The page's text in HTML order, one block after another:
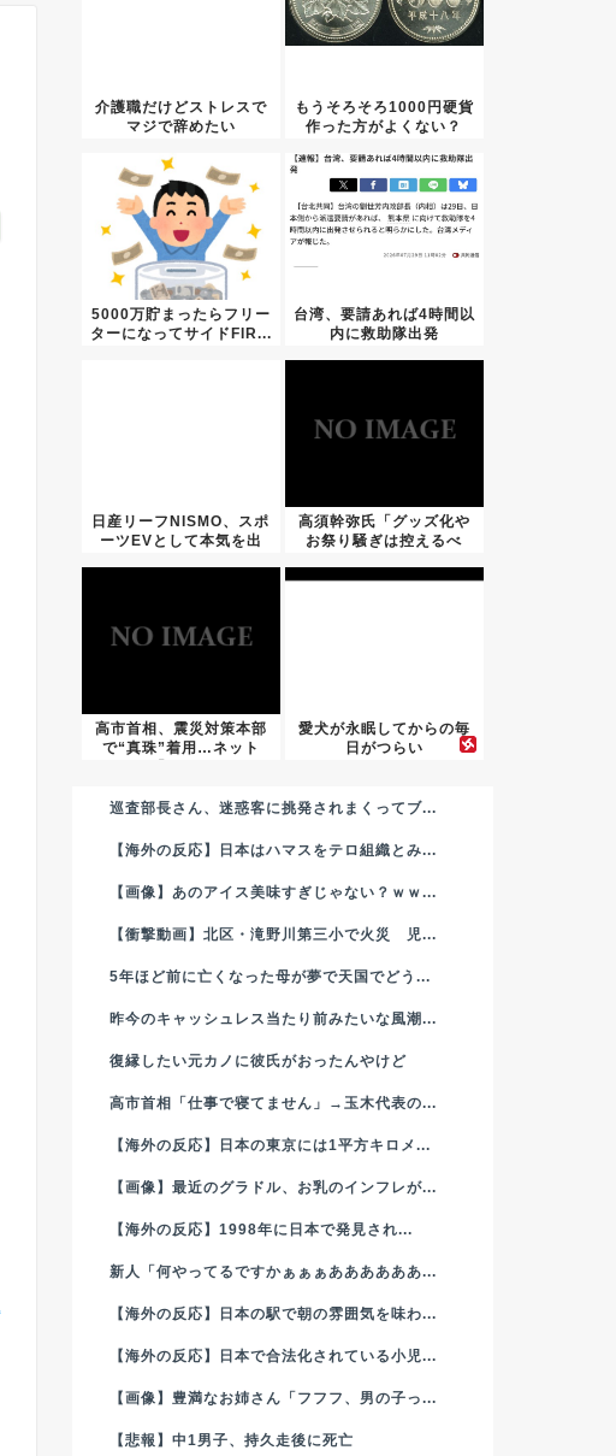
介護職だけどストレスで
マジで辞めたい
もうそろそろ1000円硬貨
作った方がよくない？
5000万貯まったらフリー
ターになってサイドFIR...
台湾、要請あれば4時間以
内に救助隊出発
日産リーフNISMO、スポ
ーツEVとして本気を出
高須幹弥氏「グッズ化や
お祭り騒ぎは控えるべ
高市首相、震災対策本部
で“真珠”着用…ネット
愛犬が永眠してからの毎
日がつらい
巡査部長さん、迷惑客に挑発されまくってブ...
【海外の反応】日本はハマスをテロ組織とみ...
【画像】あのアイス美味すぎじゃない？ｗｗ...
【衝撃動画】北区・滝野川第三小で火災 児...
5年ほど前に亡くなった母が夢で天国でどう...
昨今のキャッシュレス当たり前みたいな風潮...
復縁したい元カノに彼氏がおったんやけど
高市首相「仕事で寝てません」→玉木代表の...
【海外の反応】日本の東京には1平方キロメ...
【画像】最近のグラドル、お乳のインフレが...
【海外の反応】1998年に日本で発見され...
新人「何やってるですかぁぁぁああああああ...
【海外の反応】日本の駅で朝の雰囲気を味わ...
【海外の反応】日本で合法化されている小児...
【画像】豊満なお姉さん「フフフ、男の子っ...
【悲報】中1男子、持久走後に死亡